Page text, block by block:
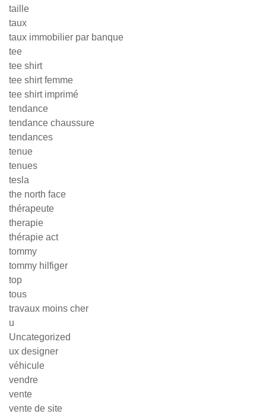
taille
taux
taux immobilier par banque
tee
tee shirt
tee shirt femme
tee shirt imprimé
tendance
tendance chaussure
tendances
tenue
tenues
tesla
the north face
thérapeute
therapie
thérapie act
tommy
tommy hilfiger
top
tous
travaux moins cher
u
Uncategorized
ux designer
véhicule
vendre
vente
vente de site